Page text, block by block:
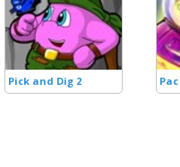
Pick and Dig 2